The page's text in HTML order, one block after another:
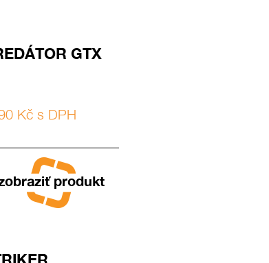
GTX
Kč s DPH
produkt